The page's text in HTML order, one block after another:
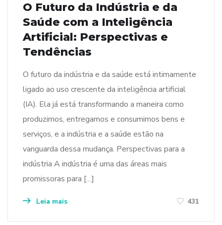
O Futuro da Indústria e da
Saúde com a Inteligência
Artificial: Perspectivas e
Tendências
O futuro da indústria e da saúde está intimamente
ligado ao uso crescente da inteligência artificial
(IA). Ela já está transformando a maneira como
produzimos, entregamos e consumimos bens e
serviços, e a indústria e a saúde estão na
vanguarda dessa mudança. Perspectivas para a
indústria A indústria é uma das áreas mais
promissoras para […]
Leia mais 431